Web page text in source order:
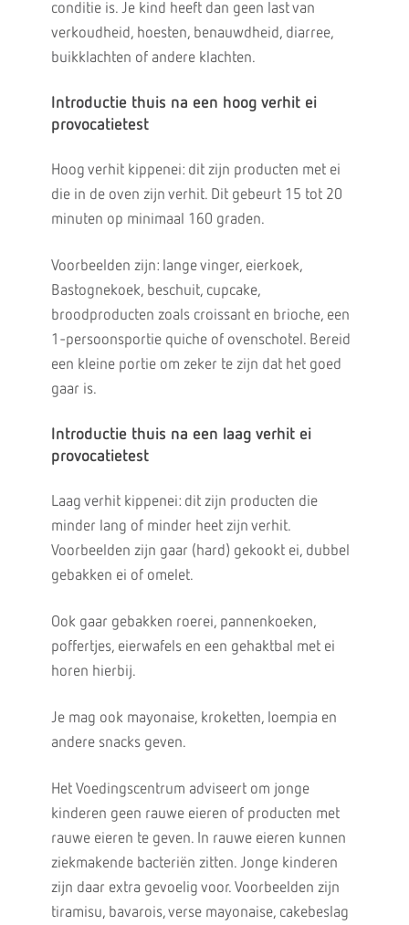
conditie is. Je kind heeft dan geen last van
verkoudheid, hoesten, benauwdheid, diarree,
buikklachten of andere klachten.
Introductie thuis na een hoog verhit ei
provocatietest
Hoog verhit kippenei: dit zijn producten met ei
die in de oven zijn verhit. Dit gebeurt 15 tot 20
minuten op minimaal 160 graden.
Voorbeelden zijn: lange vinger, eierkoek,
Bastognekoek, beschuit, cupcake,
broodproducten zoals croissant en brioche, een
1-persoonsportie quiche of ovenschotel. Bereid
een kleine portie om zeker te zijn dat het goed
gaar is.
Introductie thuis na een laag verhit ei
provocatietest
Laag verhit kippenei: dit zijn producten die
minder lang of minder heet zijn verhit.
Voorbeelden zijn gaar (hard) gekookt ei, dubbel
gebakken ei of omelet.
Ook gaar gebakken roerei, pannenkoeken,
poffertjes, eierwafels en een gehaktbal met ei
horen hierbij.
Je mag ook mayonaise, kroketten, loempia en
andere snacks geven.
Het Voedingscentrum adviseert om jonge
kinderen geen rauwe eieren of producten met
rauwe eieren te geven. In rauwe eieren kunnen
ziekmakende bacteriën zitten. Jonge kinderen
zijn daar extra gevoelig voor. Voorbeelden zijn
tiramisu, bavarois, verse mayonaise, cakebeslag